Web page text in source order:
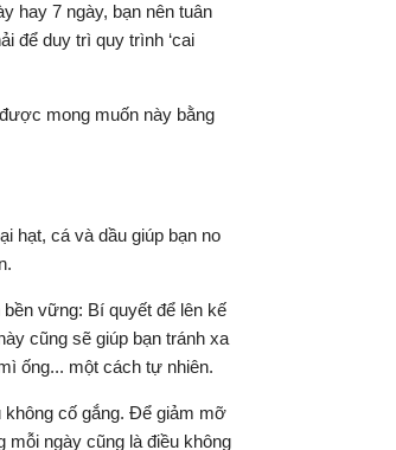
hay 7 ngày, bạn nên tuân
để duy trì quy trình ‘cai
mong muốn này bằng
hạt, cá và dầu giúp bạn no
vững: Bí quyết để lên kế
cũng sẽ giúp bạn tránh xa
ống... một cách tự nhiên.
không cố gắng. Để giảm mỡ
mỗi ngày cũng là điều không